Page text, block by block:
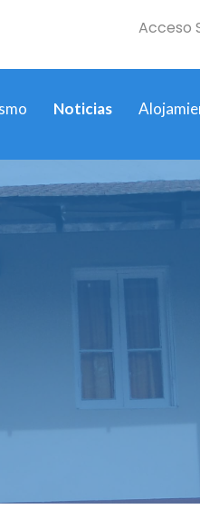
Acceso
Noticias